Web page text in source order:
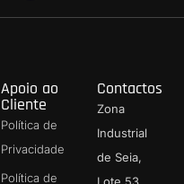
Apoio ao
Cliente
Política de
Privacidade
Política de
Contactos
Zona
Industrial
de Seia,